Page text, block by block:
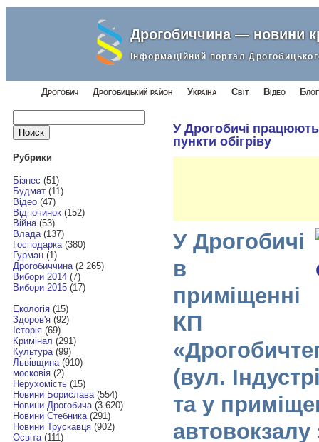
Дрогобиччина — новини
Інформаційний портал
Дрогобич Дрогобицький район Україна Світ Відео
Найти:
Рубрики
Бізнес (51)
Будмат(11)
Відео(47)
Відпочинок(152)
Війна(53)
Влада(137)
Господарка(380)
Гурман(1)
Дрогобиччина(2 265)
Вибори 2014(7)
Вибори 2015(17)
Екологія(15)
Здоров'я(92)
Історія(69)
Кримінал (291)
Культура(99)
Львівщина(910)
московія(2)
Нерухомість(15)
Новини Борислава(554)
Новини Дрогобича(3 620)
Новини Стебника(291)
Новини Трускавця(902)
Освіта(111)
У Дрогобичі працюють
пункти обігріву
У Дрогобичі
в
приміщенні
КП
(вул.
та у
автовокзалу